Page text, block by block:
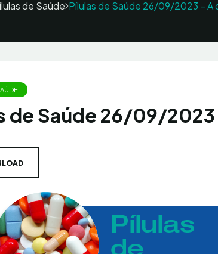
de Saúde Pílulas de Saúde 26/09/2023 – A
de Saúde 26/09/